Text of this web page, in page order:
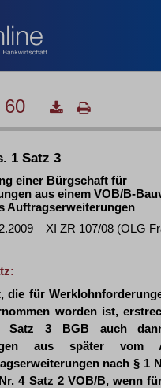
60
1 Satz 3
einer Bürgschaft für
aus einem VOB/B-
Auftragserweiterungen
– XI ZR 107/08 (OLG
die für
worden ist,
Satz 3 BGB auch
aus später vom
nach § 1
4 Satz 2 VOB/B, wenn